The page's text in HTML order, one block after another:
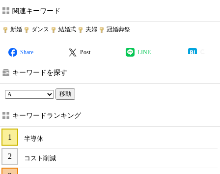
関連キーワード
新婚 ダンス 結婚式 夫婦 冠婚葬祭
Share Post LINE
キーワードを探す
移動
キーワードランキング
半導体
コスト削減